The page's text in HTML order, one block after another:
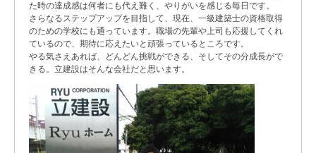
た時の達成感は何者にも代え難く、やりがいを感じる毎日です。
さらなるステップアップを目指して、現在、一級建築士の資格取得
のための学校にも通っています。職場の先輩や上司も応援してくれ
ているので、期待に応えたいと頑張っているところです。
やる気さえあれば、どんどん挑戦ができる、そしてその分成長がで
きる。立建設はそんな会社だと思います。